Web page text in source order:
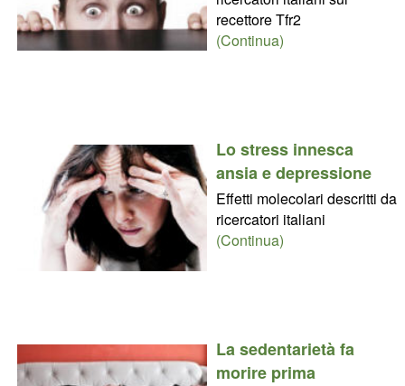
recettore Tfr2
(Continua)
Lo stress innesca
ansia e depressione
Effetti molecolari descritti da
ricercatori italiani
(Continua)
La sedentarietà fa
morire prima